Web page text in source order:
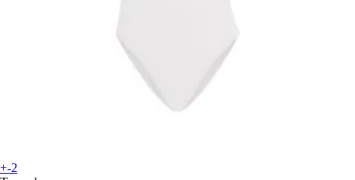
+-2